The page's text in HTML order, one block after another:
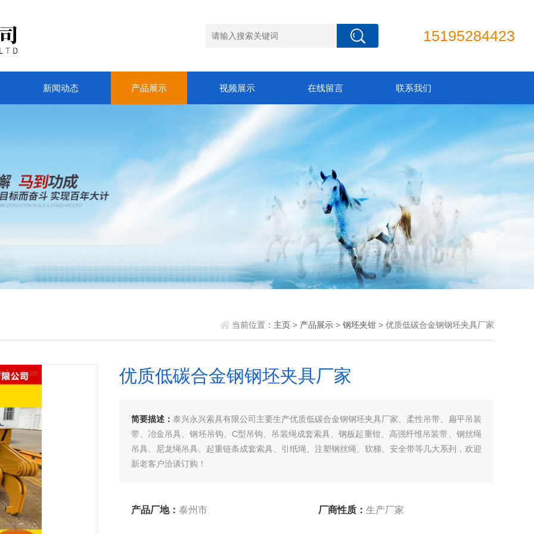
15195284423
新闻动态 产品展示 视频展示 在线留言 联系我们
当前位置： 主页> 产品展示> 钢坯夹钳> 优质低碳合金钢钢坯夹具厂家
优质低碳合金钢钢坯夹具厂家
简要描述： 泰兴永兴索具有限公司主要生产优质低碳合金钢钢坯夹具厂家、柔性吊带、扁平吊装
带、冶金吊具、钢坯吊钩、C型吊钩、吊装绳成套索具、钢板起重钳、高强纤维吊装带、钢丝绳
吊具、尼龙绳吊具、起重链条成套索具、引纸绳、注塑钢丝绳、软梯、安全带等几大系列，欢迎
新老客户洽谈订购！
产品厂地： 泰州市 厂商性质：生产厂家